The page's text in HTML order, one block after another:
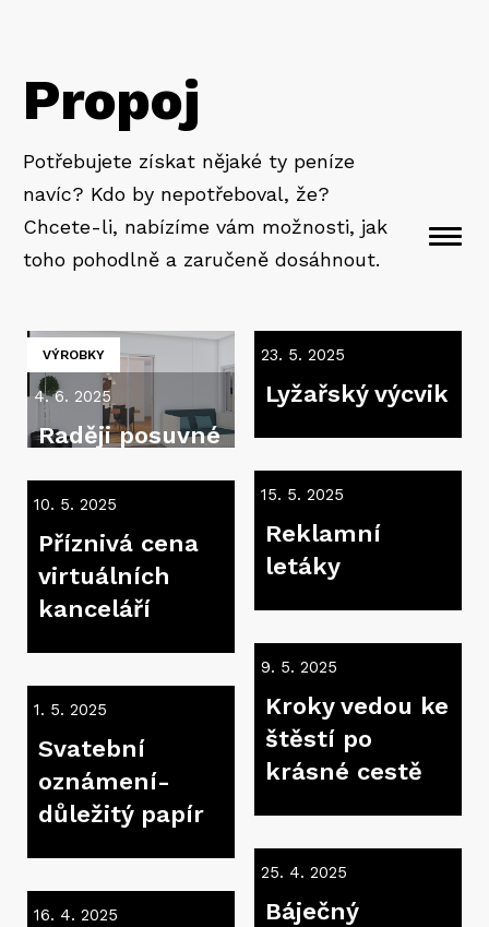
Propoj
Potřebujete získat nějaké ty peníze
navíc? Kdo by nepotřeboval, že?
Chcete-li, nabízíme vám možnosti, jak
toho pohodlně a zaručeně dosáhnout.
VÝROBKY
4. 6. 2025
Raději posuvné
křídlové
23. 5. 2025
Lyžařský výcvik
15. 5. 2025
Reklamní
letáky
10. 5. 2025
Příznivá cena
virtuálních
kanceláří
9. 5. 2025
Kroky vedou ke
štěstí po
krásné cestě
1. 5. 2025
Svatební
oznámení-
důležitý papír
25. 4. 2025
Báječný
16. 4. 2025